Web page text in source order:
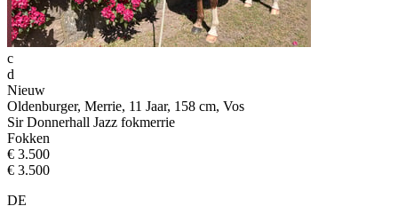
c
d
Nieuw
Oldenburger, Merrie, 11 Jaar, 158 cm, Vos
Sir Donnerhall Jazz fokmerrie
Fokken
€ 3.500
€ 3.500
DE